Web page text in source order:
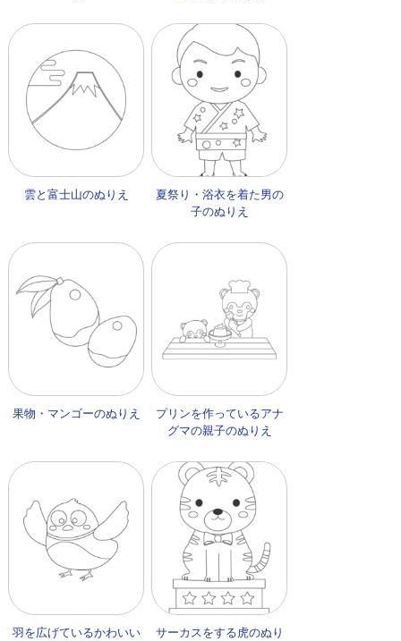
雲と富士山のぬりえ
夏祭り・浴衣を着た男の
子のぬりえ
果物・マンゴーのぬりえ
プリンを作っているアナ
グマの親子のぬりえ
羽を広げているかわいい
サーカスをする虎のぬり